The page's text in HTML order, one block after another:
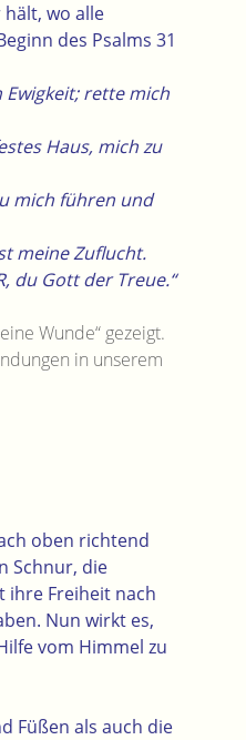
wo alle
des Psalms 31
rette mich
Haus, mich zu
mich führen und
meine Zuflucht.
du Gott der Treue.“
Wunde“ gezeigt.
in unserem
oben richtend
Schnur, die
ihre Freiheit nach
Nun wirkt es,
vom Himmel zu
Füßen als auch die